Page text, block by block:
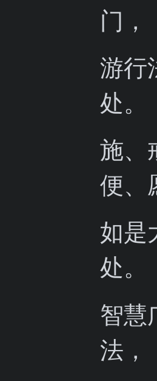
门，
游行
处。
施、
便、
如是
处。
智慧
法，